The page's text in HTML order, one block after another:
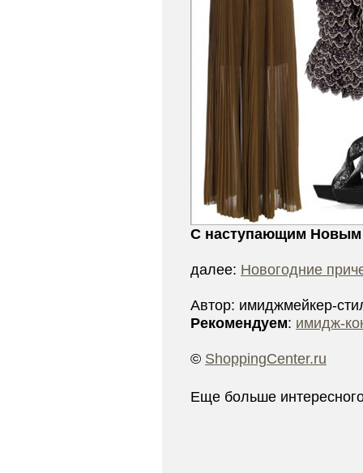
С наступающим Новым
далее: Новогодние
Автор: имиджмейкер-
Рекомендуем: имидж-
© ShoppingCenter.ru
Еще больше